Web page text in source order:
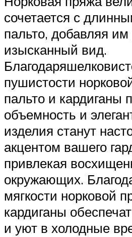
сочетается с
пальто, добавляя
изысканный вид.
пушистости
пальто и кардиганы
объемность и
изделия станут
акцентом вашего
привлекая
окружающих.
мягкости норковой
кардиганы
и уют в холодные